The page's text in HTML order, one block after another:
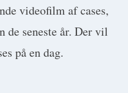
videofilm af cases,
de seneste år. Der vil
på en dag.